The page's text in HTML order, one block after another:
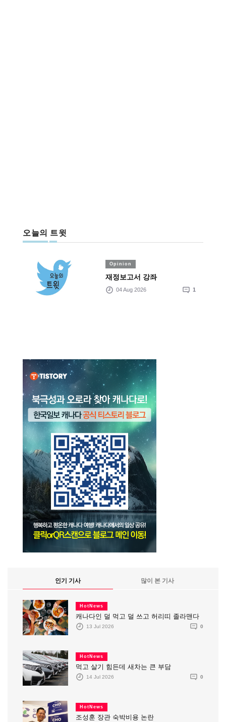
오늘의 트윗
Opinion
재정보고서 강좌
04 Aug 2026 1
인기 기사 많이 본 기사
HotNews
캐나다인 덜 먹고 덜 쓰고 허리띠 졸라맨다
13 Jul 2026 0
HotNews
먹고 살기 힘든데 새차는 큰 부담
14 Jul 2026 0
HotNews
조성훈 장관 숙박비용 논란